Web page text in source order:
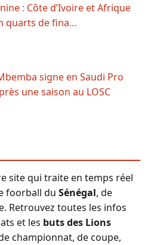
: Côte d’Ivoire et Afrique
quarts de fina…
signe en Saudi Pro
une saison au LOSC
site qui traite en temps réel
foorball du Sénégal, de
Retrouvez toutes les infos
et les buts des Lions
championnat, de coupe,